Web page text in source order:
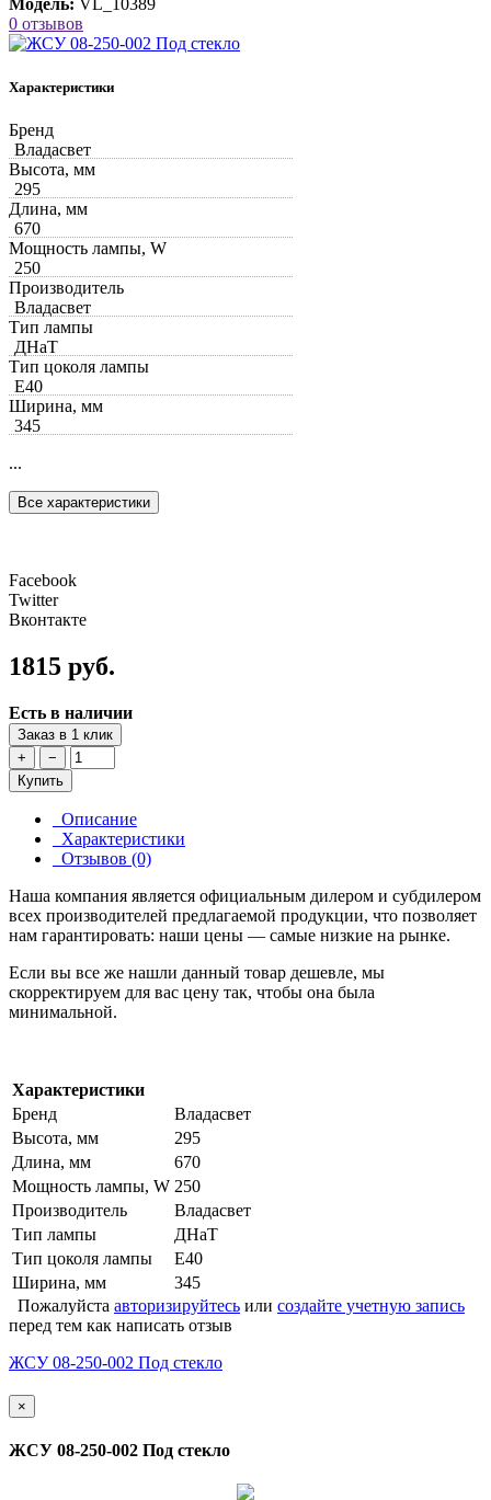
Модель: VL_10389
0 отзывов
Характеристики
Бренд
Владасвет
Высота, мм
295
Длина, мм
670
Мощность лампы, W
250
Производитель
Владасвет
Тип лампы
ДНаТ
Тип цоколя лампы
Е40
Ширина, мм
345
...
Все характеристики
Facebook
Twitter
Вконтакте
1815 руб.
Есть в наличии
Заказ в 1 клик
+
−
Купить
Описание
Характеристики
Отзывов (0)
Наша компания является официальным дилером и субдилером
всех производителей предлагаемой продукции, что позволяет
нам гарантировать: наши цены — самые низкие на рынке.
Если вы все же нашли данный товар дешевле, мы
скорректируем для вас цену так, чтобы она была
минимальной.
Характеристики
Бренд
Владасвет
Высота, мм
295
Длина, мм
670
Мощность лампы, W 250
Производитель
Владасвет
Тип лампы
ДНаТ
Тип цоколя лампы
Е40
Ширина, мм
345
Пожалуйста авторизируйтесь или создайте учетную запись
перед тем как написать отзыв
ЖСУ 08-250-002 Под стекло
×
ЖСУ 08-250-002 Под стекло